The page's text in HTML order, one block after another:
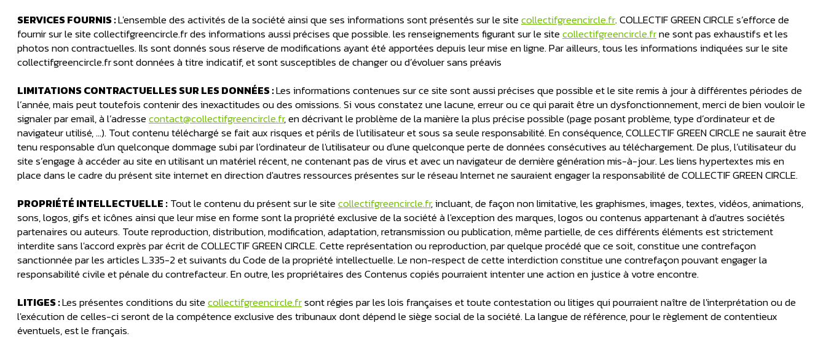
SERVICES FOURNIS :L'ensemble des activités de la société ainsi que ses informations sont présentés sur le sitecollectifgreencircle.fr. COLLECTIF GREEN CIRCLE s’efforce de
fournir sur le site collectifgreencircle.fr des informations aussi précises que possible. les renseignements figurant sur le sitecollectifgreencircle.frne sont pas exhaustifs et les
photos non contractuelles. Ils sont donnés sous réserve de modifications ayant été apportées depuis leur mise en ligne. Par ailleurs, tous les informations indiquées sur le site
collectifgreencircle.frsont données à titre indicatif, et sont susceptibles de changer ou d’évoluer sans préavis
LIMITATIONS CONTRACTUELLES SUR LES DONNÉES :Les informations contenues sur ce site sont aussi précises que possible et le site remis à jour à différentes périodes de
l’année, mais peut toutefois contenir des inexactitudes ou des omissions. Si vous constatez une lacune, erreur ou ce qui parait être un dysfonctionnement, merci de bien vouloir le
signaler par email, à l’adressecontact@collectifgreencircle.fr, en décrivant le problème de la manière la plus précise possible (page posant problème, type d’ordinateur et de
navigateur utilisé, …). Tout contenu téléchargé se fait aux risques et périls de l'utilisateur et sous sa seule responsabilité. En conséquence, COLLECTIF GREEN CIRCLE ne saurait être
tenu responsable d'un quelconque dommage subi par l'ordinateur de l'utilisateur ou d'une quelconque perte de données consécutives au téléchargement. De plus, l’utilisateur du
site s’engage à accéder au site en utilisant un matériel récent, ne contenant pas de virus et avec un navigateur de dernière génération mis-à-jour. Les liens hypertextes mis en
place dans le cadre du présent site internet en direction d'autres ressources présentes sur le réseau Internet ne sauraient engager la responsabilité de COLLECTIF GREEN CIRCLE.
PROPRIÉTÉ INTELLECTUELLE : Tout le contenu du présent sur le sitecollectifgreencircle.fr, incluant, de façon non limitative, les graphismes, images, textes, vidéos, animations,
sons, logos, gifs et icônes ainsi que leur mise en forme sont la propriété exclusive de la société à l'exception des marques, logos ou contenus appartenant à d'autres sociétés
partenaires ou auteurs. Toute reproduction, distribution, modification, adaptation, retransmission ou publication, même partielle, de ces différents éléments est strictement
interdite sans l'accord exprès par écrit de COLLECTIF GREEN CIRCLE. Cette représentation ou reproduction, par quelque procédé que ce soit, constitue une contrefaçon
sanctionnée par les articles L.335-2 et suivants du Code de la propriété intellectuelle. Le non-respect de cette interdiction constitue une contrefaçon pouvant engager la
responsabilité civile et pénale du contrefacteur. En outre, les propriétaires des Contenus copiés pourraient intenter une action en justice à votre encontre.
LITIGES :Les présentes conditions du sitecollectifgreencircle.frsont régies par les lois françaises et toute contestation ou litiges qui pourraient naître de l'interprétation ou de
l'exécution de celles-ci seront de la compétence exclusive des tribunaux dont dépend le siège social de la société. La langue de référence, pour le règlement de contentieux
éventuels, est le français.